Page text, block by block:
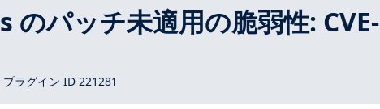
パッチ未適用の脆弱性: CVE-
ラグイン ID 221281